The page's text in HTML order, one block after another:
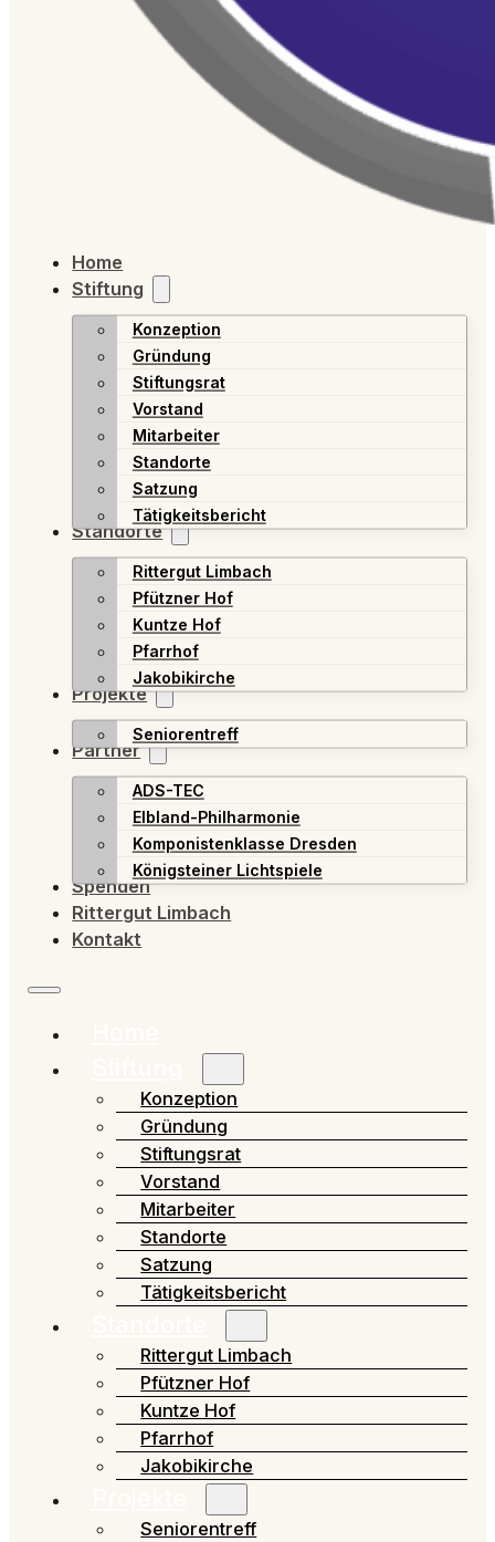
Home
Stiftung
Konzeption
Gründung
Stiftungsrat
Vorstand
Mitarbeiter
Standorte
Satzung
Tätigkeitsbericht
Standorte
Rittergut Limbach
Pfützner Hof
Kuntze Hof
Pfarrhof
Jakobikirche
Projekte
Seniorentreff
Partner
ADS-TEC
Elbland-Philharmonie
Komponistenklasse Dresden
Königsteiner Lichtspiele
Spenden
Rittergut Limbach
Kontakt
Konzeption
Gründung
Stiftungsrat
Vorstand
Mitarbeiter
Standorte
Satzung
Tätigkeitsbericht
Rittergut Limbach
Pfützner Hof
Kuntze Hof
Pfarrhof
Jakobikirche
Seniorentreff